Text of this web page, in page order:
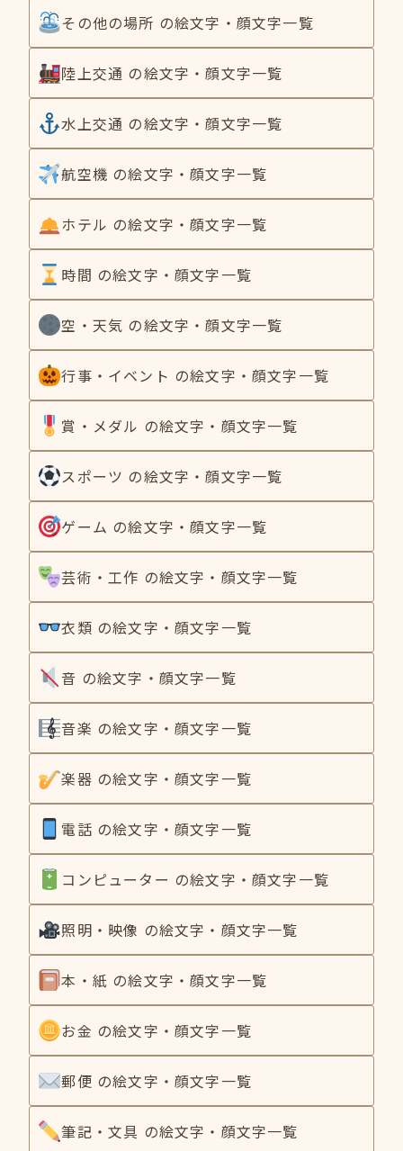
その他の場所 の絵文字・顔文字一覧
陸上交通 の絵文字・顔文字一覧
水上交通 の絵文字・顔文字一覧
航空機 の絵文字・顔文字一覧
ホテル の絵文字・顔文字一覧
時間 の絵文字・顔文字一覧
空・天気 の絵文字・顔文字一覧
行事・イベント の絵文字・顔文字一覧
賞・メダル の絵文字・顔文字一覧
スポーツ の絵文字・顔文字一覧
ゲーム の絵文字・顔文字一覧
芸術・工作 の絵文字・顔文字一覧
衣類 の絵文字・顔文字一覧
音 の絵文字・顔文字一覧
音楽 の絵文字・顔文字一覧
楽器 の絵文字・顔文字一覧
電話 の絵文字・顔文字一覧
コンピューター の絵文字・顔文字一覧
照明・映像 の絵文字・顔文字一覧
本・紙 の絵文字・顔文字一覧
お金 の絵文字・顔文字一覧
郵便 の絵文字・顔文字一覧
筆記・文具 の絵文字・顔文字一覧